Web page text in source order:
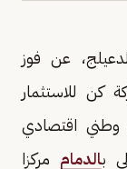
عن فوز
كن للاستثمار
وطني اقتصادي
بالدمام مركزا